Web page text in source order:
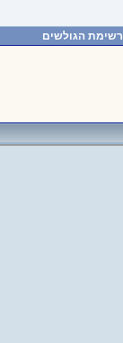
רשימת הגולשים